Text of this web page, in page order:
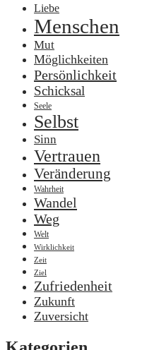
Liebe
Menschen
Mut
Möglichkeiten
Persönlichkeit
Schicksal
Seele
Selbst
Sinn
Vertrauen
Veränderung
Wahrheit
Wandel
Weg
Welt
Wirklichkeit
Zeit
Ziel
Zufriedenheit
Zukunft
Zuversicht